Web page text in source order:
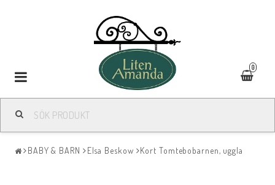
0
Toggle
navigation
BABY & BARN Elsa Beskow Kort Tomtebobarnen, uggla